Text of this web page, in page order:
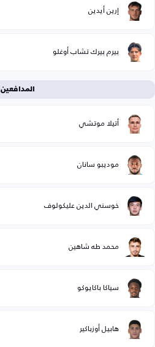
إرين أيدين
بيرم بيرك تشاب أوغلو
المدافعين
أتيلا موتشي
موديبو سانان
خوسني الدين عليكولوف
محمد طه شاهين
سياكا باكايوكو
هابيل أوزباكير